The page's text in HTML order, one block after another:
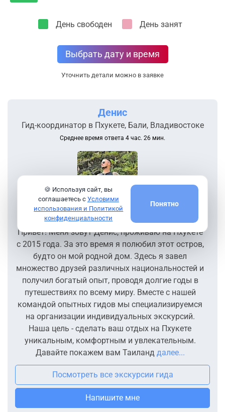
День свободен День занят
Выбрать дату и время
Уточнить детали можно в заявке
Денис
Гид-координатор в Пхукете, Бали, Владивостоке
Среднее время ответа 4 час. 26 мин.
Привет! Меня зовут Денис, проживаю на Пхукете
с 2015 года. За это время я полюбил этот остров,
будто он мой родной дом. Здесь я завел
множество друзей различных национальностей и
получил богатый опыт, проводя долгие годы в
путешествиях по всему миру. Вместе с нашей
командой опытных гидов мы специализируемся
на организации индивидуальных экскурсий.
Наша цель - сделать ваш отдых на Пхукете
уникальным, комфортным и увлекательным.
Давайте покажем вам Таиланд далее...
Посмотреть все экскурсии гида
Напишите мне
🍪 Используя сайт, вы
соглашаетесь с Условими
использования и Политикой
конфиденциальности
Понятно